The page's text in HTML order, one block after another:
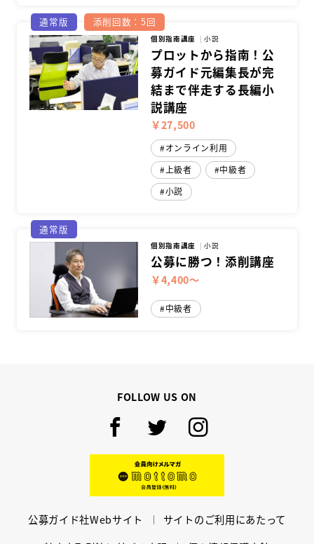
通常版 添削回数：5回
個別指南講座 小説
プロットから指南！公
募ガイド元編集長が完
結まで伴走する長編小
説講座
￥27,500
オンライン利用
上級者
中級者
小説
通常版
個別指南講座 小説
公募に勝つ！添削講座
￥4,400～
中級者
FOLLOW US ON
Facebook
TwitterInstagram
公募ガイド社Webサイト
サイトのご利用にあたって